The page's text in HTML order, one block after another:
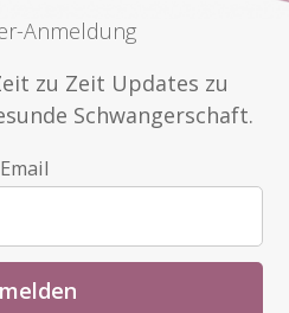
Anmeldung
zu Zeit Updates zu
Schwangerschaft.
Email